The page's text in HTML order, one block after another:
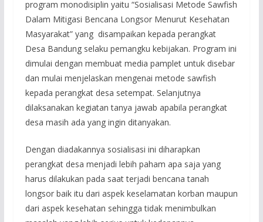
program monodisiplin yaitu “Sosialisasi Metode Sawfish
Dalam Mitigasi Bencana Longsor Menurut Kesehatan
Masyarakat” yang disampaikan kepada perangkat
Desa Bandung selaku pemangku kebijakan. Program ini
dimulai dengan membuat media pamplet untuk disebar
dan mulai menjelaskan mengenai metode sawfish
kepada perangkat desa setempat. Selanjutnya
dilaksanakan kegiatan tanya jawab apabila perangkat
desa masih ada yang ingin ditanyakan.
Dengan diadakannya sosialisasi ini diharapkan
perangkat desa menjadi lebih paham apa saja yang
harus dilakukan pada saat terjadi bencana tanah
longsor baik itu dari aspek keselamatan korban maupun
dari aspek kesehatan sehingga tidak menimbulkan